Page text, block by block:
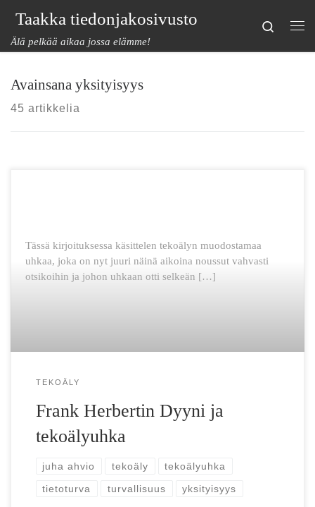
Skip to content
Taakka tiedonjakosivusto
Älä pelkää aikaa jossa elämme!
Search
Avainsana yksityisyys
45 artikkelia
Tässä kirjoituksessa käsittelen tekoälyn muodostamaa
uhkaa, joka on nyt juuri näinä aikoina noussut vahvasti
otsikoihin ja johon uhkaan otti selkeän […]
TEKOÄLY
Frank Herbertin Dyyni ja
tekoälyuhka
juha ahvio tekoäly tekoälyuhka
tietoturva turvallisuus yksityisyys